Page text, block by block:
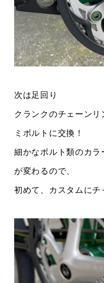
次は足回り
クランクのチェーン
ミボルトに交換！
細かなボルト類のカ
が変わるので、
初めて、カスタムにチ